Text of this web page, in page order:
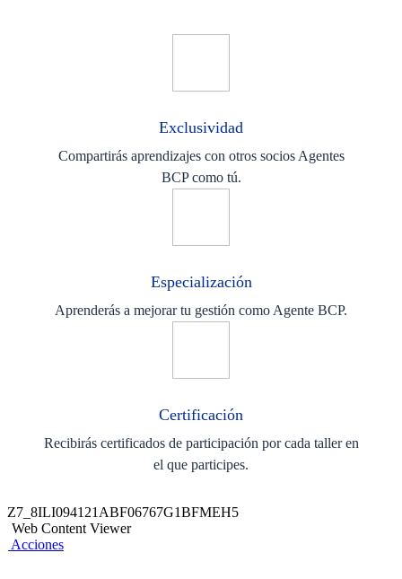
Exclusividad
Compartirás aprendizajes con otros socios Agentes
BCP como tú.
Especialización
Aprenderás a mejorar tu gestión como Agente BCP.
Certificación
Recibirás certificados de participación por cada taller en
el que participes.
Z7_8ILI094121ABF06767G1BFMEH5
Web Content Viewer
Acciones